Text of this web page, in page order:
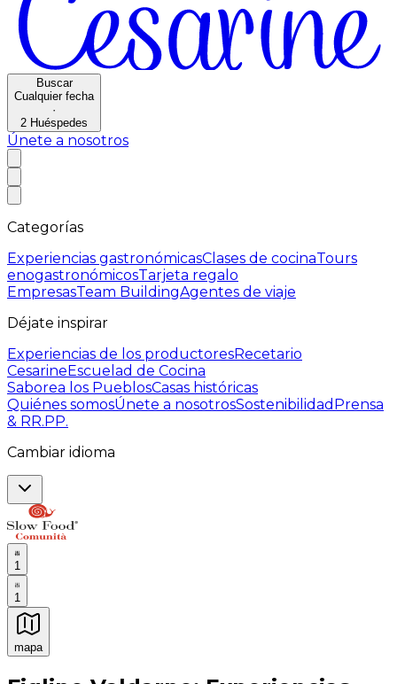
Buscar
Cualquier fecha
·
2 Huéspedes
Únete a nosotros
Categorías
Experiencias gastronómicasClases de cocinaTours
enogastronómicosTarjeta regalo
EmpresasTeam BuildingAgentes de viaje
Déjate inspirar
Experiencias de los productoresRecetario
CesarineEscuelad de Cocina
Saborea los PueblosCasas históricas
Quiénes somosÚnete a nosotrosSostenibilidad Prensa
& RR.PP.
Cambiar idioma
1
1
mapa